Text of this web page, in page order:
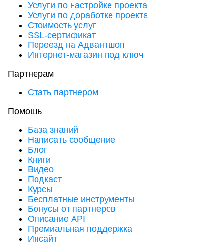
Услуги по настройке проекта
Услуги по доработке проекта
Стоимость услуг
SSL-сертификат
Переезд на Адвантшоп
Интернет-магазин под ключ
Партнерам
Стать партнером
Помощь
База знаний
Написать сообщение
Блог
Книги
Видео
Подкаст
Курсы
Бесплатные инструменты
Бонусы от партнеров
Описание API
Премиальная поддержка
Инсайт